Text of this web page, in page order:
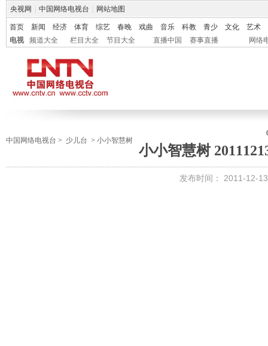
央视网 中国网络电视台 网站地图
首页 新闻 经济 体育 综艺 春晚 戏曲 音乐 科教 青少 文化
艺术
电视
频道大全 栏目大全 节目大全 直播中国 赛事直播 网络
中国网络电视台 > 少儿台 > 小小智慧树
小小智慧树
发布时间： 2011-12-